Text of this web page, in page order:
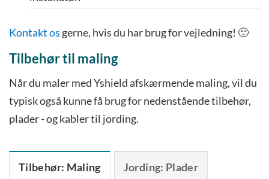
Kontakt os gerne, hvis du har brug for vejledning! 🙂
Tilbehør til maling
Når du maler med Yshield afskærmende maling, vil du
typisk også kunne få brug for nedenstående tilbehør,
plader - og kabler til jording.
Tilbehør: Maling Jording: Plader